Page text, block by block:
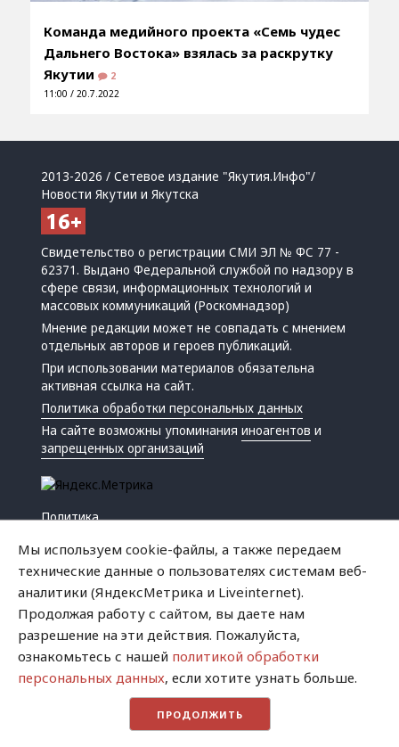
Команда медийного проекта «Семь чудес
Дальнего Востока» взялась за раскрутку
Якутии
2
11:00 / 20.7.2022
2013-2026 / Сетевое издание "Якутия.Инфо"/
Новости Якутии и Якутска
Свидетельство о регистрации СМИ ЭЛ № ФС 77 -
62371. Выдано Федеральной службой по надзору в
сфере связи, информационных технологий и
массовых коммуникаций (Роскомнадзор)
Мнение редакции может не совпадать с мнением
отдельных авторов и героев публикаций.
При использовании материалов обязательна
активная ссылка на сайт.
Политика обработки персональных данных
На сайте возможны упоминанияиноагентов и
запрещенных организаций
Политика
Успех
Хватит это терпеть
Мы используем cookie-файлы, а также передаем
технические данные о пользователях системам веб-
аналитики (ЯндексМетрика и Liveinternet).
Продолжая работу с сайтом, вы даете нам
разрешение на эти действия. Пожалуйста,
ознакомьтесь с нашей политикой обработки
персональных данных, если хотите узнать больше.
ПРОДОЛЖИТЬ